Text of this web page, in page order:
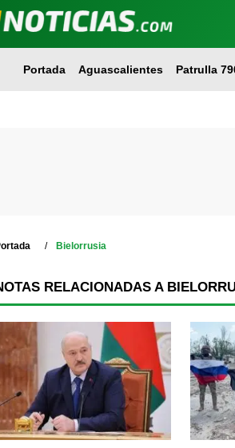
Portada Aguascalientes Patrulla
Bielorrusia
RELACIONADAS A